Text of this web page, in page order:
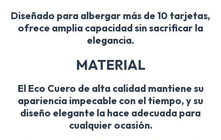
Diseñado para albergar más de 10 tarjetas,
ofrece amplia capacidad sin sacrificar la
elegancia.
MATERIAL
El Eco Cuero de alta calidad mantiene su
apariencia impecable con el tiempo, y su
diseño elegante la hace adecuada para
cualquier ocasión.